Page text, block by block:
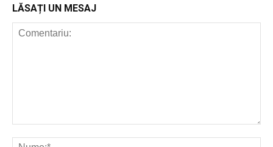
LĂSAȚI UN MESAJ